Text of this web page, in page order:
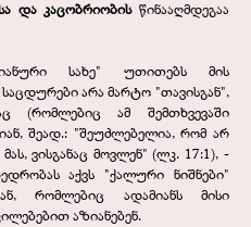
და კაცობრიობის წინააღმდეგაა
სახე" უთითებს მის
არა მარტო "თავისგან",
(რომლებიც ამ შემთხვევაში
შეად.: "შეუძლებელია, რომ არ
ვისგანაც მოვლენ" (ლკ. 17:1), -
აქვს "ქალური ნიშნები"
რომლებიც ადამიანს მისი
აზიანებენ.